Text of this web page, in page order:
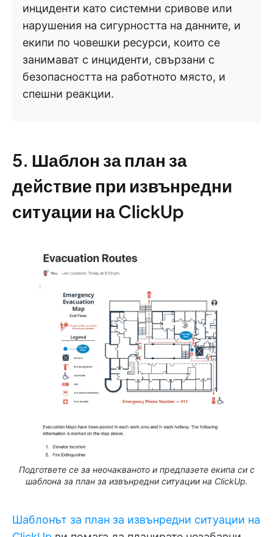
инциденти като системни сривове или
нарушения на сигурността на данните, и
екипи по човешки ресурси, които се
занимават с инциденти, свързани с
безопасността на работното място, и
спешни реакции.
5. Шаблон за план за
действие при извънредни
ситуации на ClickUp
Подгответе се за неочакваното и предпазете екипа си с
шаблона за план за извънредни ситуации на ClickUp.
Шаблонът за план за извънредни ситуации на